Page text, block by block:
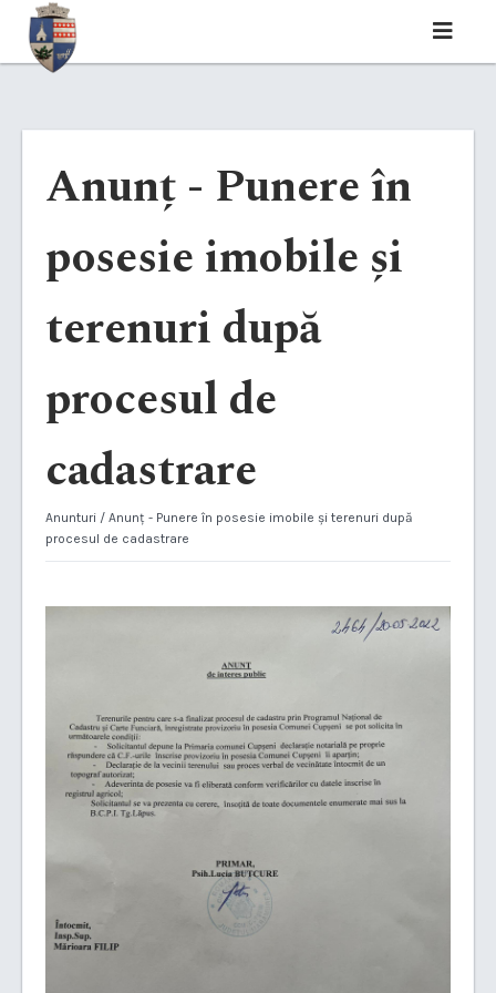
Anunț - Punere în
posesie imobile și
terenuri după
procesul de
cadastrare
Anunturi / Anunț - Punere în posesie imobile și terenuri după
procesul de cadastrare